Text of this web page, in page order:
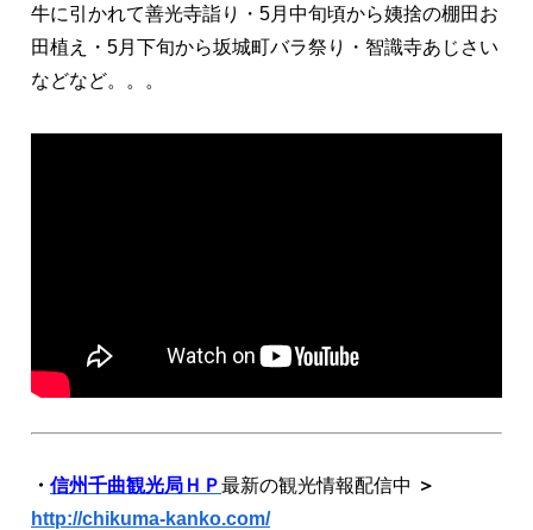
牛に引かれて善光寺詣り・5月中旬頃から姨捨の棚田お
田植え・5月下旬から坂城町バラ祭り・智識寺あじさい
などなど。。。
・ 信州千曲観光局ＨＰ最新の観光情報配信中 ＞
http://chikuma-kanko.com/